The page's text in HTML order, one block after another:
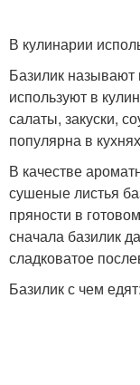
В кулинарии
Базилик называют
используют в
салаты, закуски,
популярна в
В качестве
сушеные листья
пряности в
сначала базилик
сладковатое
Базилик с чем едят: